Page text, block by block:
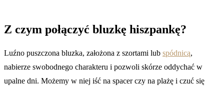
Z czym połączyć bluzkę hiszpankę?
Luźno puszczona bluzka, założona z szortami lub spódnicą,
nabierze swobodnego charakteru i pozwoli skórze oddychać w
upalne dni. Możemy w niej iść na spacer czy na plażę i czuć się